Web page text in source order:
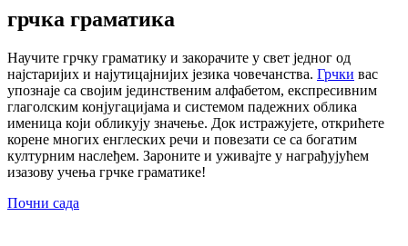
грчка граматика
Научите грчку граматику и закорачите у свет једног од
најстаријих и најутицајнијих језика човечанства. Грчки вас
упознаје са својим јединственим алфабетом, експресивним
глаголским конјугацијама и системом падежних облика
именица који обликују значење. Док истражујете, открићете
корене многих енглеских речи и повезати се са богатим
културним наслеђем. Зароните и уживајте у награђујућем
изазову учења грчке граматике!
Почни сада